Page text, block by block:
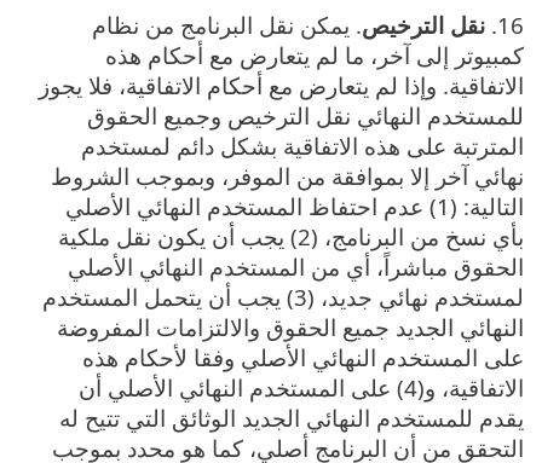
16. نقل الترخيص. يمكن نقل البرنامج من نظام
كمبيوتر إلى آخر، ما لم يتعارض مع أحكام هذه
الاتفاقية‎. وإذا لم يتعارض مع أحكام الاتفاقية، فلا يجوز
للمستخدم النهائي نقل الترخيص وجميع الحقوق
المترتبة على هذه الاتفاقية بشكل دائم لمستخدم
نهائي آخر إلا بموافقة من الموفر، وبموجب الشروط
التالية: (1) عدم احتفاظ المستخدم النهائي الأصلي
بأي نسخ من البرنامج، (2) يجب أن يكون نقل ملكية
الحقوق مباشراً، أي من المستخدم النهائي الأصلي
لمستخدم نهائي جديد، (3) يجب أن يتحمل المستخدم
النهائي الجديد جميع الحقوق والالتزامات المفروضة
على المستخدم النهائي الأصلي وفقا لأحكام هذه
الاتفاقية، و(4) على المستخدم النهائي الأصلي أن
يقدم للمستخدم النهائي الجديد الوثائق التي تتيح له
التحقق من أن البرنامج أصلي، كما هو محدد بموجب